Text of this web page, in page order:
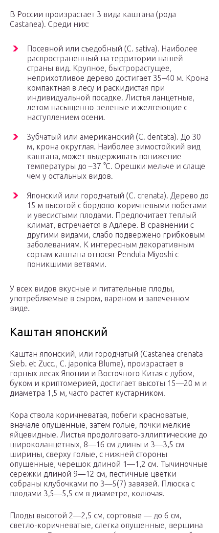
В России произрастает 3 вида каштана (рода
Castanea). Среди них:
Посевной или съедобный (C. sativa). Наиболее
распространенный на территории нашей
страны вид. Крупное, быстрорастущее,
неприхотливое дерево достигает 35–40 м. Крона
компактная в лесу и раскидистая при
индивидуальной посадке. Листья ланцетные,
летом насыщенно-зеленые и желтеющие с
наступлением осени.
Зубчатый или американский (C. dentata). До 30
м, крона округлая. Наиболее зимостойкий вид
каштана, может выдерживать понижение
температуры до –37 °С. Орешки мельче и слаще
чем у остальных видов.
Японский или городчатый (C. crenata). Дерево до
15 м высотой с бордово-коричневыми побегами
и увесистыми плодами. Предпочитает теплый
климат, встречается в Адлере. В сравнении с
другими видами, слабо подвержено грибковым
заболеваниям. К интересным декоративным
сортам каштана относят Pendula Miyoshi с
поникшими ветвями.
У всех видов вкусные и питательные плоды,
употребляемые в сыром, вареном и запеченном
виде.
Каштан японский
Каштан японский, или городчатый (Castanea crenata
Sieb. et Zucc., C. japonica Blume), произрастает в
горных лесах Японии и Восточного Китая с дубом,
буком и криптомерией, достигает высоты 15—20 м и
диаметра 1,5 м, часто растет кустарником.
Кора ствола коричневатая, побеги красноватые,
вначале опушенные, затем голые, почки мелкие
яйцевидные. Листья продолговато-эллиптические до
широколанцетных, 8—16 см длины и 3—3,5 см
ширины, сверху голые, с нижней стороны
опушенные, черешок длиной 1—1,2 см. Тычиночные
сережки длиной 9—12 см, пестичные цветки
собраны клубочками по 3—5(7) завязей. Плюска с
плодами 3,5—5,5 см в диаметре, колючая.
Плоды высотой 2—2,5 см, сортовые — до 6 см,
светло-коричневатые, слегка опушенные, вершина